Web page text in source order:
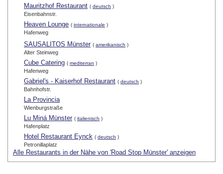
Mauritzhof Restaurant ( deutsch )
Eisenbahnstr.
Heaven Lounge ( internationale )
Hafenweg
SAUSALITOS Münster ( amerikanisch )
Alter Steinweg
Cube Catering ( mediterran )
Hafenweg
Gabriel's - Kaiserhof Restaurant ( deutsch )
Bahnhofstr.
La Provincia
Wienburgstraße
Lu Miná Münster ( italienisch )
Hafenplatz
Hotel Restaurant Eynck ( deutsch )
Petronillaplatz
Alle Restaurants in der Nähe von 'Road Stop Münster' anzeigen